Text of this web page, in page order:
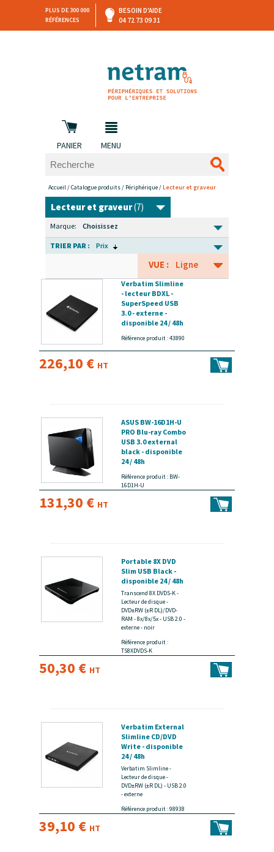
PLUS DE 300 000
RÉFÉRENCES
BESOIN D'AIDE
04 72 73 09 31
PANIER MENU
Accueil/Catalogue produits/ Périphérique/Lecteur et graveur
Lecteur et graveur(7)
Marque: Choisissez
TRIER PAR : Prix
VUE : Ligne
Verbatim Slimline
- lecteur BDXL -
SuperSpeed USB
3.0 - externe -
disponible 24 / 48h
Référence produit : 43890
226,10 € HT
ASUS BW-16D1H-U
PRO Blu-ray Combo
USB 3.0 external
black - disponible
24 / 48h
Référence produit : BW-
16D1H-U
131,30 € HT
Portable 8X DVD
Slim USB Black -
disponible 24 / 48h
Transcend 8X DVDS-K -
Lecteur de disque -
DVD±RW (±R DL)/DVD-
RAM - 8x/8x/5x - USB 2.0 -
externe - noir
Référence produit :
TS8XDVDS-K
50,30 € HT
Verbatim External
Slimline CD/DVD
Write - disponible
24 / 48h
Verbatim Slimline -
Lecteur de disque -
DVD±RW (±R DL) - USB 2.0
- externe
Référence produit : 98938
39,10 € HT